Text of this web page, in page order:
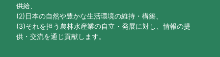
供給、
(2)日本の自然や豊かな生活環境の維持・構築、
(3)それを担う農林水産業の自立・発展に対し、情報の提
供・交流を通じ貢献します。